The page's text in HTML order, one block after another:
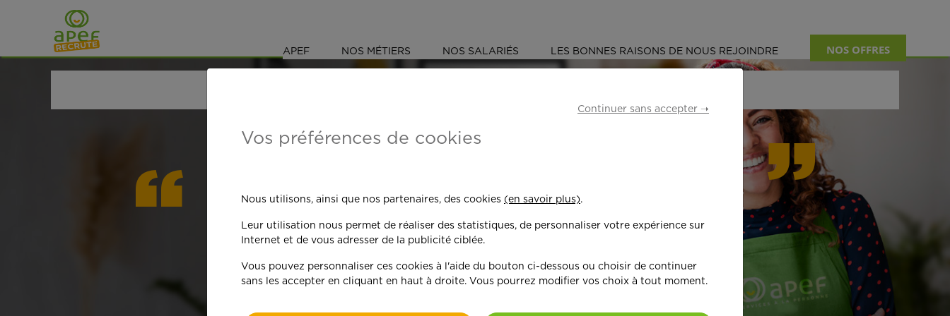
Navigation
Saut au contenu
APEF NOS MÉTIERS NOS SALARIÉS LES BONNES RAISONS DE NOUS REJOINDRE NOS OFFRES
On est toujours plus performant
quand on y met du cœur !
Continuer sans accepter ➝
Vos préférences de cookies
Nous utilisons, ainsi que nos partenaires, des cookies (en savoir plus).
Leur utilisation nous permet de réaliser des statistiques, de personnaliser votre expérience sur
Internet et de vous adresser de la publicité ciblée.
Vous pouvez personnaliser ces cookies à l'aide du bouton ci-dessous ou choisir de continuer
sans les accepter en cliquant en haut à droite. Vous pourrez modifier vos choix à tout moment.